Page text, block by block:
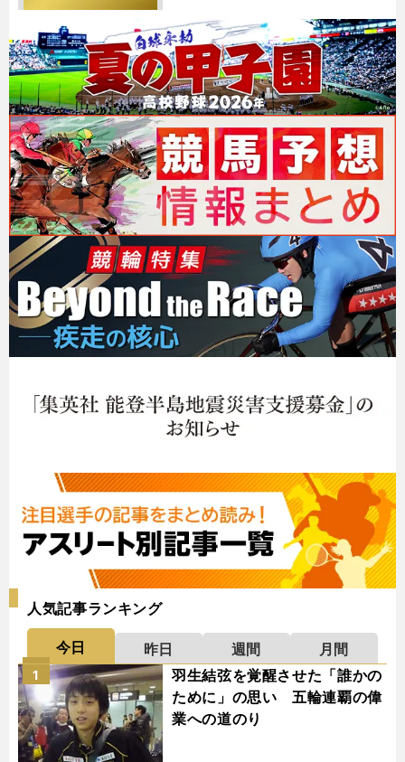
人気記事ランキング
今日 昨日 週間
月間
羽生結弦を覚醒させた「誰かの
ために」の思い 五輪連覇の偉
業への道のり
1